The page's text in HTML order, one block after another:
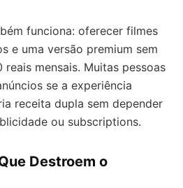
funciona: oferecer filmes
e uma versão premium sem
mensais. Muitas pessoas
se a experiência
receita dupla sem depender
ou subscriptions.
Destroem o